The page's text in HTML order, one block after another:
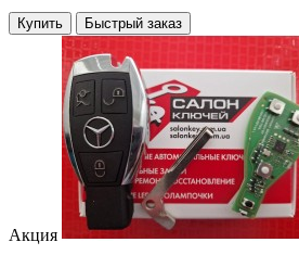
Купить
Акция